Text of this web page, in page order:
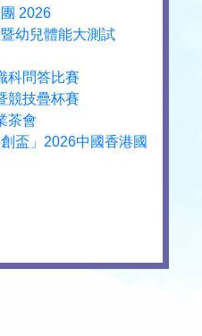
2026
幼兒體能大測試
科問答比賽
競技疊杯賽
茶會
盃」2026中國香港國